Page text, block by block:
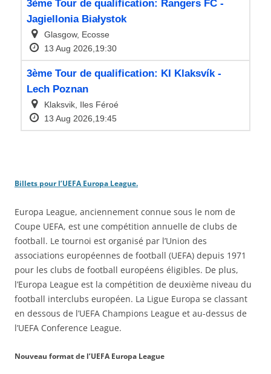
Billets pour l’UEFA Europa League.
Europa League, anciennement connue sous le nom de
Coupe UEFA, est une compétition annuelle de clubs de
football. Le tournoi est organisé par l’Union des
associations européennes de football (UEFA) depuis 1971
pour les clubs de football européens éligibles. De plus,
l’Europa League est la compétition de deuxième niveau du
football interclubs européen. La Ligue Europa se classant
en dessous de l’UEFA Champions League et au-dessus de
l’UEFA Conference League.
Nouveau format de l’UEFA Europa League